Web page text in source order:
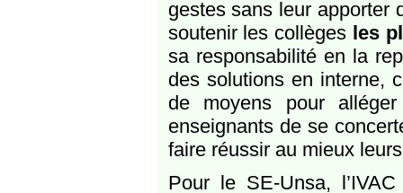
gestes sans leur apporter
soutenir les collèges les
sa responsabilité en la
des solutions en interne,
de moyens pour
enseignants de se
faire réussir au mieux
Pour le SE-Unsa,